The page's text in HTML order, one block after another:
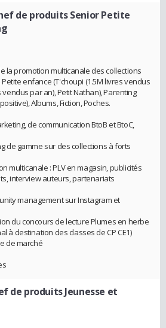
de produits Senior Petite
la promotion multicanale des collections
enfance (T'choupi (1.5M livres vendus
vendus par an), Petit Nathan), Parenting
Albums, Fiction, Poches.
de communication BtoB et BtoC,
de gamme sur des collections à forts
multicanale : PLV en magasin, publicités
interview auteurs, partenariats
management sur Instagram et
du concours de lecture Plumes en herbe
à destination des classes de CP CE1)
de marché
de produits Jeunesse et